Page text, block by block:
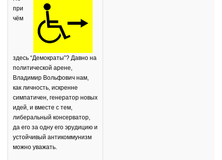
при
чём
здесь “Демократы”? Давно на
политической арене,
Владимир Вольфович нам,
как личность, искренне
симпатичен, генератор новых
идей, и вместе с тем,
либеральный консерватор,
да его за одну его эрудицию и
устойчивый антикоммунизм
можно уважать.